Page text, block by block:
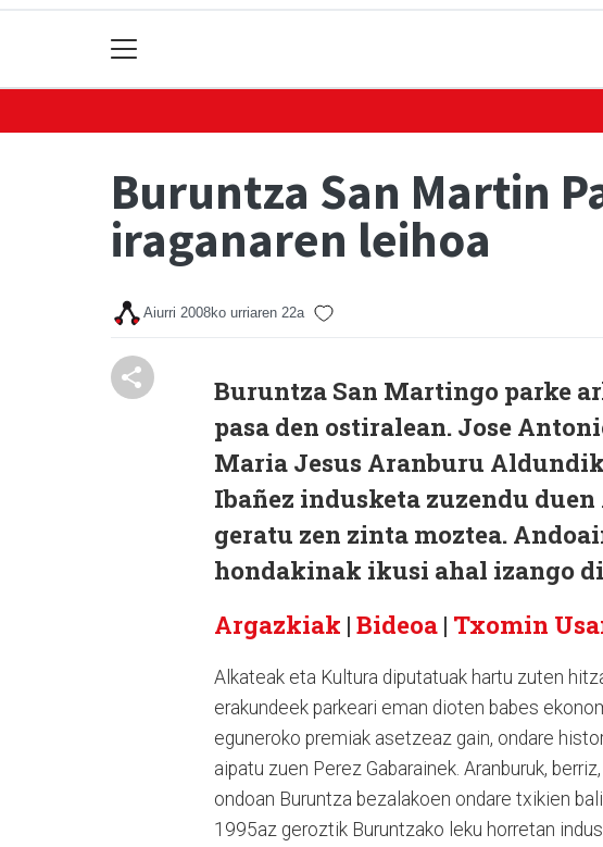
Buruntza San Martin
iraganaren leihoa
Aiurri 2008ko urriaren 22a
Buruntza San Martingo parke
pasa den ostiralean. Jose
Maria Jesus Aranburu
Ibañez indusketa zuzendu
geratu zen zinta moztea.
hondakinak ikusi ahal izango
Argazkiak | Bideoa | Txomin
Alkateak eta Kultura diputatuak hartu zuten
erakundeek parkeari eman dioten babes
eguneroko premiak asetzeaz gain, ondare
aipatu zuen Perez Gabarainek. Aranburuk,
ondoan Buruntza bezalakoen ondare txikien
1995az geroztik Buruntzako leku horretan